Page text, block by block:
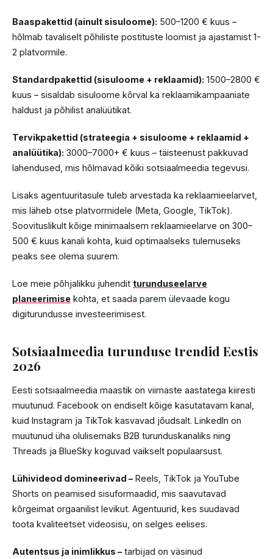
Baaspakettid (ainult sisuloome): 500–1200 € kuus –
hõlmab tavaliselt põhiliste postituste loomist ja ajastamist 1-
2 platvormile.
Standardpakettid (sisuloome + reklaamid): 1500–2800 €
kuus – sisaldab sisuloome kõrval ka reklaamikampaaniate
haldust ja põhilist analüütikat.
Tervikpakettid (strateegia + sisuloome + reklaamid +
analüütika): 3000–7000+ € kuus – täisteenust pakkuvad
lahendused, mis hõlmavad kõiki sotsiaalmeedia tegevusi.
Lisaks agentuuritasule tuleb arvestada ka reklaamieelarvet,
mis läheb otse platvormidele (Meta, Google, TikTok).
Soovituslikult kõige minimaalsem reklaamieelarve on 300–
500 € kuus kanali kohta, kuid optimaalseks tulemuseks
peaks see olema suurem.
Loe meie põhjalikku juhendit turunduseelarve
planeerimise kohta, et saada parem ülevaade kogu
digiturundusse investeerimisest.
Sotsiaalmeedia turunduse trendid Eestis
2026
Eesti sotsiaalmeedia maastik on viimaste aastatega kiiresti
muutunud. Facebook on endiselt kõige kasutatavam kanal,
kuid Instagram ja TikTok kasvavad jõudsalt. LinkedIn on
muutunud üha olulisemaks B2B turunduskanaliks ning
Threads ja BlueSky koguvad vaikselt populaarsust.
Lühivideod domineerivad – Reels, TikTok ja YouTube
Shorts on peamised sisuformaadid, mis saavutavad
kõrgeimat orgaanilist levikut. Agentuurid, kes suudavad
toota kvaliteetset videosisu, on selges eelises.
Autentsus ja inimlikkus – tarbijad on väsinud